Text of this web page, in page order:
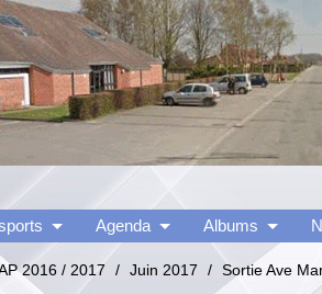
Agenda Albums
2016 / 2017 / Juin 2017 / Sortie Ave